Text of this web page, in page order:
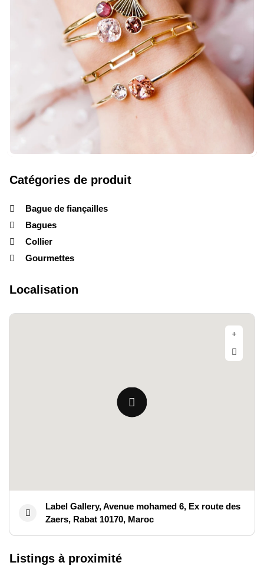
Catégories de produit
Bague de fiançailles
Bagues
Collier
Gourmettes
Localisation
Label Gallery, Avenue mohamed 6, Ex route des
Zaers, Rabat 10170, Maroc
Listings à proximité